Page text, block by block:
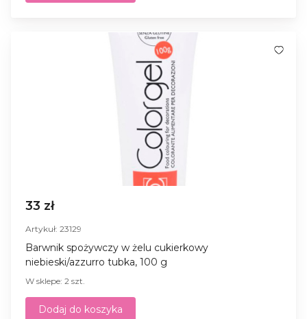
33 zł
Artykuł: 23129
Barwnik spożywczy w żelu cukierkowy
niebieski/azzurro tubka, 100 g
W sklepe: 2 szt.
Dodaj do koszyka